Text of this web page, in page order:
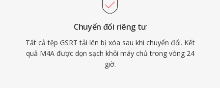
Chuyển đổi riêng tư
Tất cả tệp GSRT tải lên bị xóa sau khi chuyển đổi. Kết
quả M4A được dọn sạch khỏi máy chủ trong vòng 24
giờ.